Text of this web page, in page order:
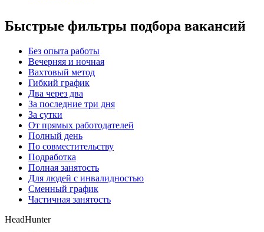
Быстрые фильтры подбора вакансий
Без опыта работы
Вечерняя и ночная
Вахтовый метод
Гибкий график
Два через два
За последние три дня
За сутки
От прямых работодателей
Полный день
По совместительству
Подработка
Полная занятость
Для людей с инвалидностью
Сменный график
Частичная занятость
HeadHunter